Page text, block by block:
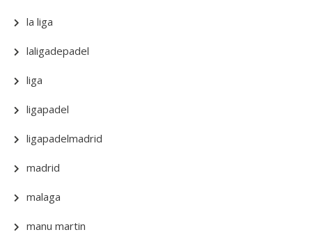
la liga
laligadepadel
liga
ligapadel
ligapadelmadrid
madrid
malaga
manu martin